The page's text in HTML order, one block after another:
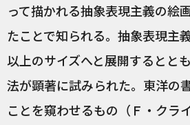
って描かれる抽象表現主義の絵
たことで知られる。抽象表現主
以上のサイズへと展開するとと
法が顕著に試みられた。東洋の
ことを窺わせるもの（Ｆ・クラ